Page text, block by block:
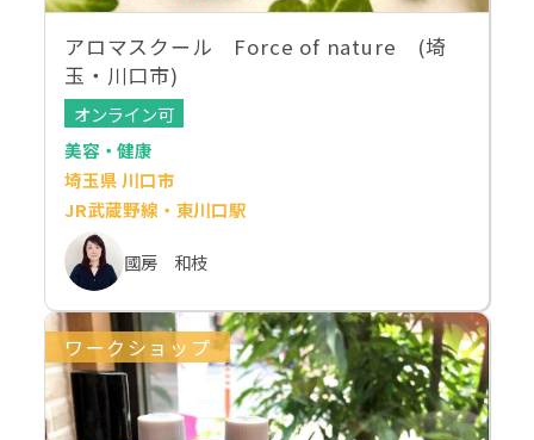
アロマスクール Force of nature (埼
玉・川口市)
オンライン可
美容・健康
埼玉県 川口市
JR武蔵野線・東川口駅
國房 和枝
ワークショップ